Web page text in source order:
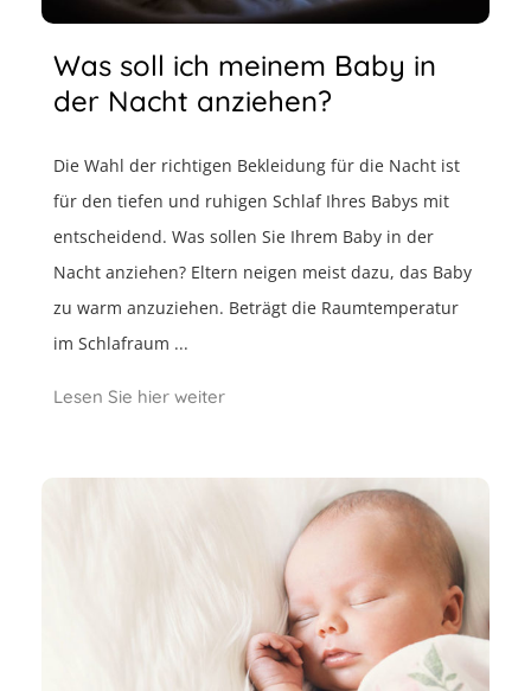
Was soll ich meinem Baby in
der Nacht anziehen?
Die Wahl der richtigen Bekleidung für die Nacht ist
für den tiefen und ruhigen Schlaf Ihres Babys mit
entscheidend. Was sollen Sie Ihrem Baby in der
Nacht anziehen? Eltern neigen meist dazu, das Baby
zu warm anzuziehen. Beträgt die Raumtemperatur
im Schlafraum ...
Lesen Sie hier weiter